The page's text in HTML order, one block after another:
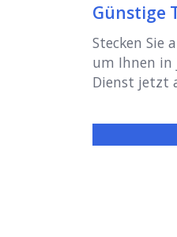
Günstige
Stecken Sie
um Ihnen in
Dienst jetzt